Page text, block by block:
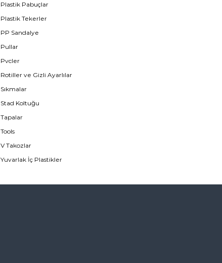
Plastik Pabuçlar
Plastik Tekerler
PP Sandalye
Pullar
Pvcler
Rotiller ve Gizli Ayarlılar
Sıkmalar
Stad Koltuğu
Tapalar
Tools
V Takozlar
Yuvarlak İç Plastikler